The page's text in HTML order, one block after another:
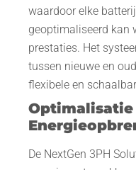
waardoor elke
geoptimaliseerd kan
prestaties. Het
tussen nieuwe en
flexibele en
Optimalisatie
De NextGen 3PH